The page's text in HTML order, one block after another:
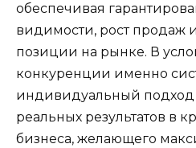
обеспечивая
видимости, рост продаж
позиции на рынке. В
конкуренции именно
индивидуальный подход
реальных результатов в
бизнеса, желающего